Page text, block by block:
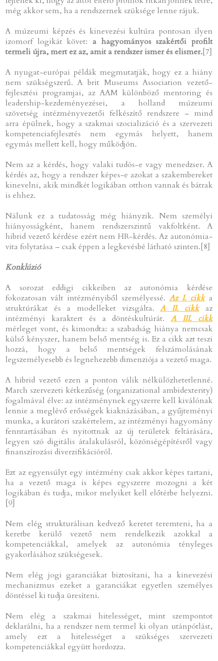
még akkor sem, ha a rendszernek szüksége lenne rájuk.
A múzeumi képzés és kinevezési kultúra pontosan ilyen
izomorf logikát követ: a hagyományos szakértői profilt
termeli újra, mert ez az, amit a rendszer ismer és elismer.[7]
A nyugat-európai példák megmutatják, hogy ez a hiány
nem szükségszerű. A brit Museums Association vezető-
fejlesztési programjai, az AAM különböző mentoring és
leadership-kezdeményezései, a holland múzeumi
szövetség intézményvezetői felkészítő rendszere – mind
arra épülnek, hogy a szakmai szocializáció és a szervezeti
kompetenciafejlesztés nem egymás helyett, hanem
egymás mellett kell, hogy működjön.
Nem az a kérdés, hogy valaki tudós-e vagy menedzser. A
kérdés az, hogy a rendszer képes-e azokat a szakembereket
kinevelni, akik mindkét logikában otthon vannak és bátrak
is ehhez.
Nálunk ez a tudatosság még hiányzik. Nem személyi
hiányosságként, hanem rendszerszintű vakfoltként. A
hibrid vezető kérdése ezért nem HR-kérdés. Az autonómia-
vita folytatása – csak éppen a legkevésbé látható szinten.[8]
Konklúzió
A sorozat eddigi cikkeiben az autonómia kérdése
fokozatosan vált intézményiből személyessé. Az I. cikka
struktúrákat és a modelleket vizsgálta.A II. cikkaz
intézményi karaktert és a döntéskultúrát.A III. cikk
mérleget vont, és kimondta: a szabadság hiánya nemcsak
külső kényszer, hanem belső mentség is. Ez a cikk azt teszi
hozzá, hogy a belső mentségek felszámolásának
legszemélyesebb és legnehezebb dimenziója a vezető maga.
A hibrid vezető ezen a ponton válik nélkülözhetetlenné.
March szervezeti kétkezűség (organizational ambidexterity)
fogalmával élve: az intézménynek egyszerre kell kiválónak
lennie a meglévő erősségek kiaknázásában, a gyűjteményi
munka, a kurátori szakértelem, az intézményi hagyomány
fenntartásában és nyitottnak az új területek feltárására,
legyen szó digitális átalakulásról, közönségépítésről vagy
finanszírozási diverzifikációról.
Ezt az egyensúlyt egy intézmény csak akkor képes tartani,
ha a vezető maga is képes egyszerre mozogni a két
logikában és tudja, mikor melyiket kell előtérbe helyezni.
[9]
Nem elég strukturálisan kedvező keretet teremteni, ha a
keretbe kerülő vezető nem rendelkezik azokkal a
kompetenciákkal, amelyek az autonómia tényleges
gyakorlásához szükségesek.
Nem elég jogi garanciákat biztosítani, ha a kinevezési
mechanizmus ezeket a garanciákat egyetlen személyes
döntéssel ki tudja üresíteni.
Nem elég a szakmai hitelességet, mint szempontot
deklarálni, ha a rendszer nem termel ki olyan utánpótlást,
amely ezt a hitelességet a szükséges szervezeti
kompetenciákkal együtt hordozza.